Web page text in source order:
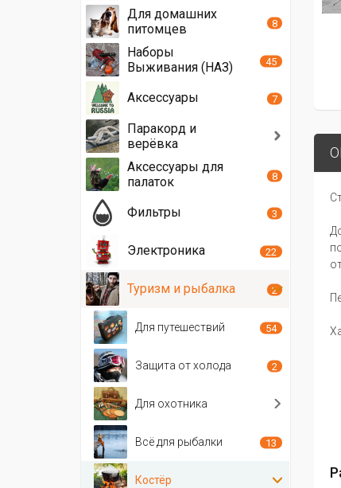
Для домашних
питомцев
8
Наборы
Выживания (НАЗ)
45
Аксессуары 7
Паракорд и
верёвка
Аксессуары для
палаток
8
Фильтры 3
Электроника 22
Туризм и рыбалка 2
Для путешествий 54
Защита от холода 2
Для охотника
Всё для рыбалки 13
Костёр